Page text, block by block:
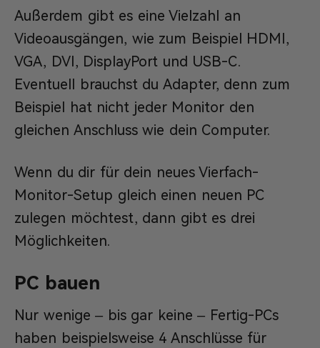
Außerdem gibt es eine Vielzahl an
Videoausgängen, wie zum Beispiel HDMI,
VGA, DVI, DisplayPort und USB-C.
Eventuell brauchst du Adapter, denn zum
Beispiel hat nicht jeder Monitor den
gleichen Anschluss wie dein Computer.
Wenn du dir für dein neues Vierfach-
Monitor-Setup gleich einen neuen PC
zulegen möchtest, dann gibt es drei
Möglichkeiten.
PC bauen
Nur wenige – bis gar keine – Fertig-PCs
haben beispielsweise 4 Anschlüsse für